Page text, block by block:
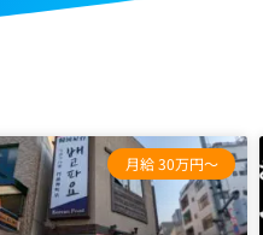
月給 30万円～